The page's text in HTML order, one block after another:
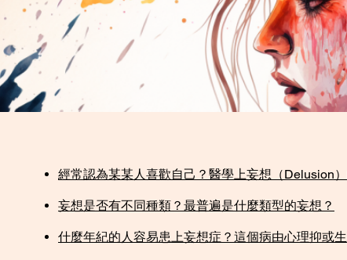
經常認為某某人喜歡自己？醫學上妄想（Delusion）
妄想是否有不同種類？最普遍是什麼類型的妄想？​
什麼年紀的人容易患上妄想症？這個病由心理抑或